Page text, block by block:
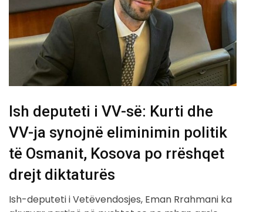
Ish deputeti i VV-së: Kurti dhe
VV-ja synojnë eliminimin politik
të Osmanit, Kosova po rrëshqet
drejt diktaturës
Ish-deputeti i Vetëvendosjes, Eman Rrahmani ka